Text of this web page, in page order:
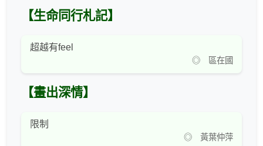
【生命同行札記】
超越有feel
◎ 區在國
【畫出深情】
限制
◎ 黃葉仲萍